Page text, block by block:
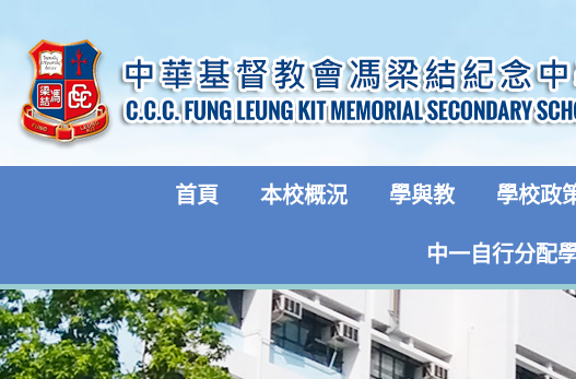
首頁 本校概況 學與教 學校政
中一自行分配